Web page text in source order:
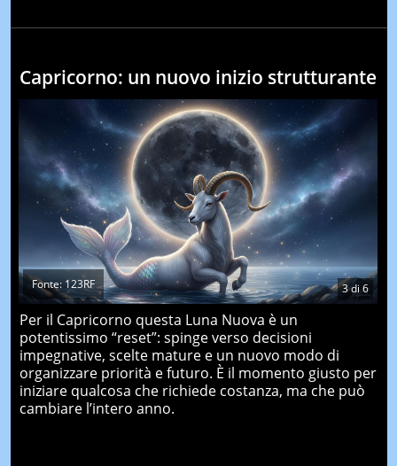
Capricorno: un nuovo inizio strutturante
3di 6
Fonte: 123RF
Per il Capricorno questa Luna Nuova è un
potentissimo “reset”: spinge verso decisioni
impegnative, scelte mature e un nuovo modo di
organizzare priorità e futuro. È il momento giusto per
iniziare qualcosa che richiede costanza, ma che può
cambiare l’intero anno.